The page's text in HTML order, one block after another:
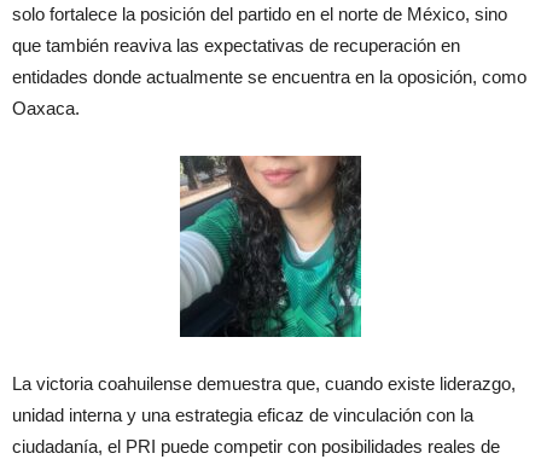
solo fortalece la posición del partido en el norte de México, sino
que también reaviva las expectativas de recuperación en
entidades donde actualmente se encuentra en la oposición, como
Oaxaca.
La victoria coahuilense demuestra que, cuando existe liderazgo,
unidad interna y una estrategia eficaz de vinculación con la
ciudadanía, el PRI puede competir con posibilidades reales de